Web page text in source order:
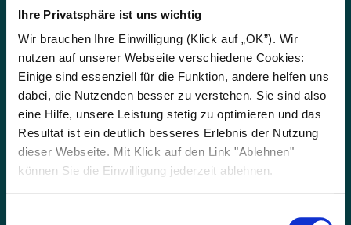
Ihre Privatsphäre ist uns wichtig
Wir brauchen Ihre Einwilligung (Klick auf „OK”). Wir
nutzen auf unserer Webseite verschiedene Cookies:
Einige sind essenziell für die Funktion, andere helfen uns
dabei, die Nutzenden besser zu verstehen. Sie sind also
eine Hilfe, unsere Leistung stetig zu optimieren und das
Resultat ist ein deutlich besseres Erlebnis der Nutzung
dieser Webseite. Mit Klick auf den Link "Ablehnen"
können Sie die Einwilligung jederzeit ablehnen.
Die Schulungsangebote der SOLARWATT
Academy richten sich vorwiegend an
Installateure. Wir haben aber auch Schulungen,
welche speziell die Anforderungen von Berufs-
und Quereinsteigern im Blick haben.
Welches Vorwissen muss ich
mitbringen?
Unsere Schulungen richten sich an
Teilnehmer:innen mit unterschiedlichem
Wissensstand. So bieten wir
Grundlagenschulungen an, die in das jeweilige
Thema. Die detaillierten Produktschulungen inkl.
Wie hoch ist die max.
Teilnehmerzahl?
Die Teilnehmerzahl der Schulungen vor Ort ist